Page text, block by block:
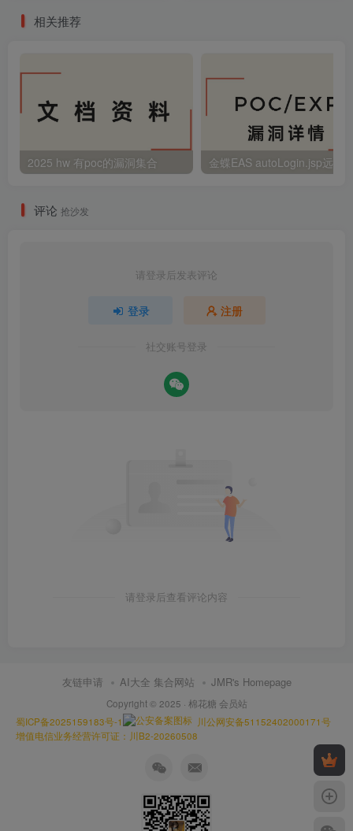
相关推荐
2025 hw 有poc的漏洞集合
评论 抢沙发
请登录后发表评论
登录 注册
社交账号登录
请登录后查看评论内容
友链申请 AI大全 集合网站 JMR's Homepage
Copyright © 2025 · 棉花糖 会员站
蜀ICP备2025159183号-1
川公网安备51152402000171号
增值电信业务经营许可证：川B2-20260508